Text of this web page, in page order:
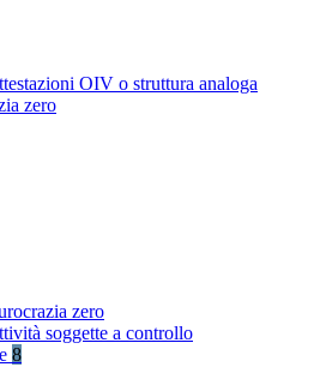
OIV o struttura analoga
zero
zero
soggette a controllo
8